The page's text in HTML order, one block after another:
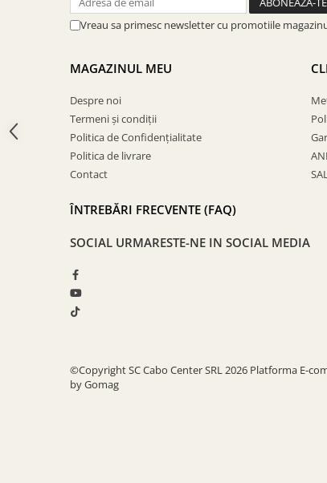
COPERTINE ȘI PRELATE
polietilenă cu inele
Coșuri de fum din beton
Coșuri de fum din inox
Coșuri de fum din otel
INSTALAȚII
PLASE DE UMBRIRE/ ANTIGRINDINĂ
PRODUSE PENTRU GRĂDINARIT
Irigații pentru grădină
Unelte electrice
SOBE ȘI ȘEMINEE
STICLĂ TERMOREZISTENTĂ
Vreau sa primesc newsletter cu promotiile
MAGAZINUL MEU
Despre noi
Termeni și condiții
Politica de Confidențialitate
Politica de livrare
Contact
ÎNTREBĂRI FRECVENTE (FAQ)
SOCIAL URMARESTE-NE IN SOCIAL MEDIA
©Copyright SC Cabo Center SRL 2026 Platforma E-
by Gomag